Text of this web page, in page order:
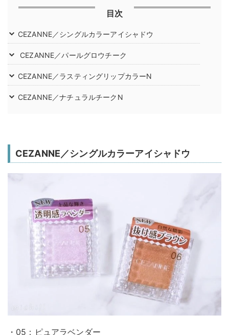
目次
CEZANNE／シングルカラーアイシャドウ
CEZANNE／パールグロウチーク
CEZANNE／ラスティングリップカラーN
CEZANNE／ナチュラルチークN
CEZANNE／シングルカラーアイシャドウ
・05：ピュアラベンダー